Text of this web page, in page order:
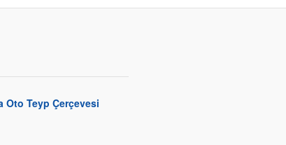
Oto Teyp Çerçevesi